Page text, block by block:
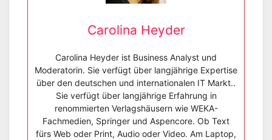
Carolina Heyder
Carolina Heyder ist Business Analyst und
Moderatorin. Sie verfügt über langjährige Expertise
über den deutschen und internationalen IT Markt..
Sie verfügt über langjährige Erfahrung in
renommierten Verlagshäusern wie WEKA-
Fachmedien, Springer und Aspencore. Ob Text
fürs Web oder Print, Audio oder Video. Am Laptop,